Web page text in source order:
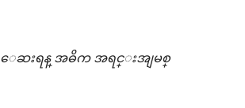
ေဆးရန္ အဓိက အရင္းအျမစ္